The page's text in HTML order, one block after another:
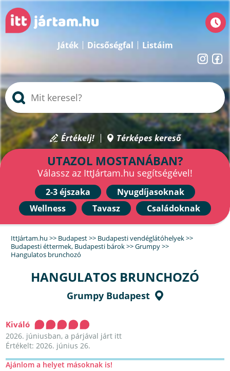
Játék Dicsőségfal Listáim
Értékelj! Térképes kereső
UTAZOL MOSTANÁBAN?
Válassz az IttJártam.hu segítségével!
2-3 éjszaka
Nyugdíjasoknak
Wellness
Tavasz Családoknak
IttJártam.hu >> Budapest>> Budapesti vendéglátóhelyek>>
Budapesti éttermek, Budapesti bárok>>Grumpy>>
Hangulatos brunchozó
HANGULATOS BRUNCHOZÓ
Grumpy Budapest
Kiváló
2026. júniusban, a párjával járt itt
Értékelt: 2026. június 26.
Ajánlom a helyet másoknak is!